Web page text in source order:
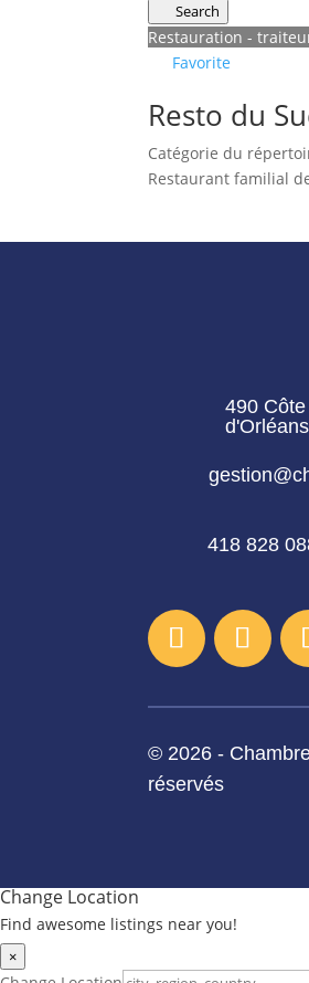
Search
Restauration -
Favorite
Resto du
Catégorie du
Restaurant familial
490
418 828
© 2026 -
réservés
Change Location
Find awesome listings near you!
×